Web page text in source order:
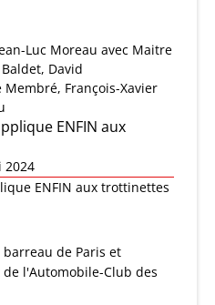
Luc Moreau avec Maitre
David
François-Xavier
ENFIN aux
2024
ENFIN aux trottinettes
barreau de Paris et
l'Automobile-Club des